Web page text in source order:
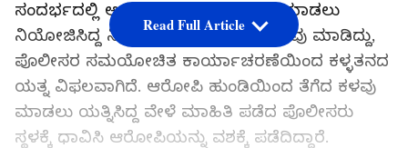
ಸಂದರ್ಭದಲ್ಲಿ ಅಲ್ಲಿ ವಿಡಿಯೋ ಚಿತ್ರೀಕರಣ ಮಾಡಲು
ನಿಯೋಜಿಸಿದ್ದ ನೀಲಕಂಠ ಎಂಬಾತ ಹಣ ಕಳವು ಮಾಡಿದ್ದು,
ಪೊಲೀಸರ ಸಮಯೋಚಿತ ಕಾರ್ಯಾಚರಣೆಯಿಂದ ಕಳ್ಳತನದ
ಯತ್ನ ವಿಫಲವಾಗಿದೆ. ಆರೋಪಿ ಹುಂಡಿಯಿಂದ ತೆಗೆದ ಕಳವು
ಮಾಡಲು ಯತ್ನಿಸಿದ್ದ ವೇಳೆ ಮಾಹಿತಿ ಪಡೆದ ಪೊಲೀಸರು
ಸ್ಥಳಕ್ಕೆ ಧಾವಿಸಿ ಆರೋಪಿಯನ್ನು ವಶಕ್ಕೆ ಪಡೆದಿದ್ದಾರೆ.
Read Full Article